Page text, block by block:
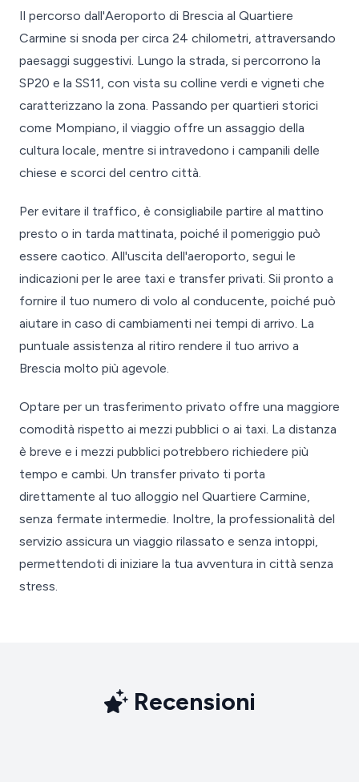
Il percorso dall'Aeroporto di Brescia al Quartiere
Carmine si snoda per circa 24 chilometri, attraversando
paesaggi suggestivi. Lungo la strada, si percorrono la
SP20 e la SS11, con vista su colline verdi e vigneti che
caratterizzano la zona. Passando per quartieri storici
come Mompiano, il viaggio offre un assaggio della
cultura locale, mentre si intravedono i campanili delle
chiese e scorci del centro città.
Per evitare il traffico, è consigliabile partire al mattino
presto o in tarda mattinata, poiché il pomeriggio può
essere caotico. All'uscita dell'aeroporto, segui le
indicazioni per le aree taxi e transfer privati. Sii pronto a
fornire il tuo numero di volo al conducente, poiché può
aiutare in caso di cambiamenti nei tempi di arrivo. La
puntuale assistenza al ritiro rendere il tuo arrivo a
Brescia molto più agevole.
Optare per un trasferimento privato offre una maggiore
comodità rispetto ai mezzi pubblici o ai taxi. La distanza
è breve e i mezzi pubblici potrebbero richiedere più
tempo e cambi. Un transfer privato ti porta
direttamente al tuo alloggio nel Quartiere Carmine,
senza fermate intermedie. Inoltre, la professionalità del
servizio assicura un viaggio rilassato e senza intoppi,
permettendoti di iniziare la tua avventura in città senza
stress.
Recensioni